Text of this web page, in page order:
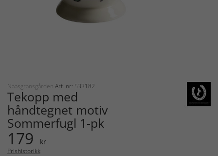
Nääsgränsgården Art. nr: 533182
Tekopp med
håndtegnet motiv
Sommerfugl 1-pk
179 kr
Prishistorikk